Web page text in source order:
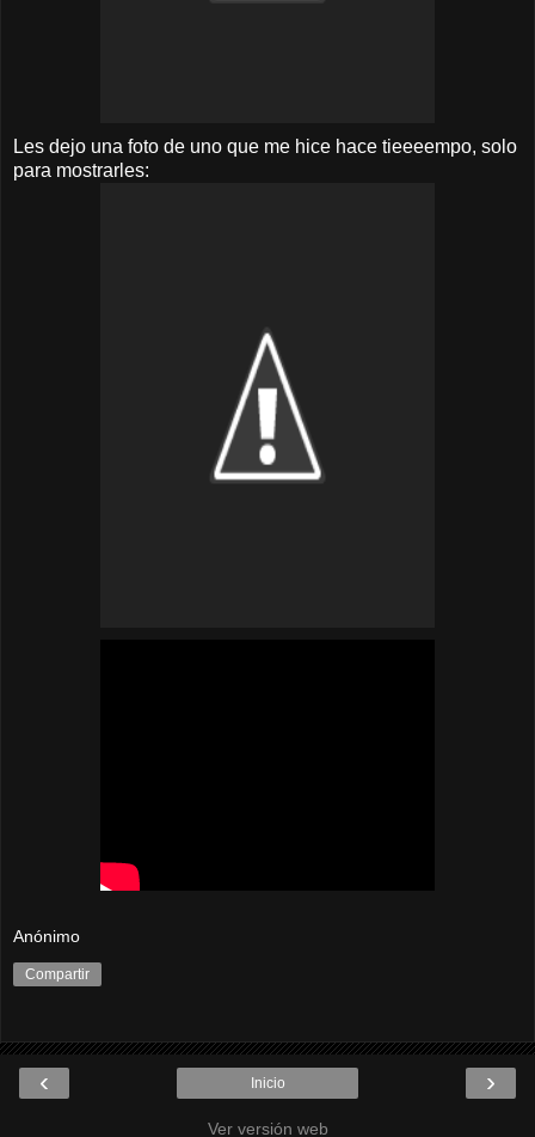
Les dejo una foto de uno que me hice hace tieeeempo, solo
para mostrarles:
Anónimo
Compartir
‹ ›
Inicio
Ver versión web